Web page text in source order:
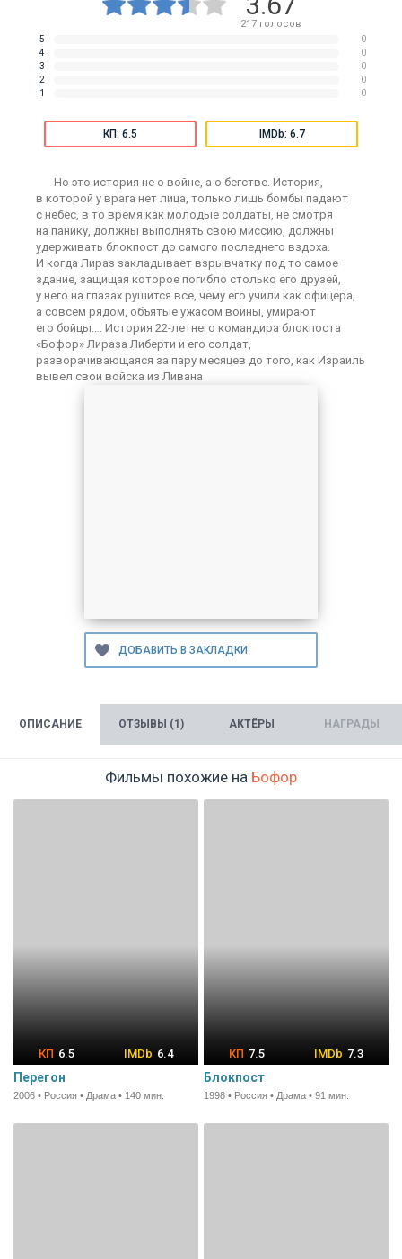
217голосов
5
0
4
0
3
0
2
0
1
0
КП: 6.5 IMDb: 6.7
Но это история не о войне, а о бегстве. История,
в которой у врага нет лица, только лишь бомбы падают
с небес, в то время как молодые солдаты, не смотря
на панику, должны выполнять свою миссию, должны
удерживать блокпост до самого последнего вздоха.
И когда Лираз закладывает взрывчатку под то самое
здание, защищая которое погибло столько его друзей,
у него на глазах рушится все, чему его учили как офицера,
а совсем рядом, объятые ужасом войны, умирают
его бойцы…. История 22-летнего командира блокпоста
«Бофор» Лираза Либерти и его солдат,
разворачивающаяся за пару месяцев до того, как Израиль
вывел свои войска из Ливана
ОПИСАНИЕ ОТЗЫВЫ (1) АКТЁРЫ НАГРАДЫ
Фильмы похожие на Бофор
6.5 6.4
Перегон
2006 • Россия • Драма • 140 мин.
7.5 7.3
Блокпост
1998 • Россия • Драма • 91 мин.